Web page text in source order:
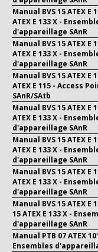
Manual BVS 15 ATEX E
ATEX E 133 X -
d'appareillage SAnR
Manual BVS 15 ATEX E
ATEX E 133 X -
d'appareillage SAnR
Manual BVS 15 ATEX E
ATEX E 115 - Access
SAnR/SAtb
Manual BVS 15 ATEX E
ATEX E 133 X -
d'appareillage SAnR
Manual BVS 15 ATEX E
ATEX E 133 X -
d'appareillage SAnR
Manual BVS 15 ATEX E
ATEX E 133 X -
d'appareillage SAnR
Manual BVS 15 ATEX E
15 ATEX E 133 X -
d'appareillage SAnR
Manual PTB 07 ATEX
Ensembles